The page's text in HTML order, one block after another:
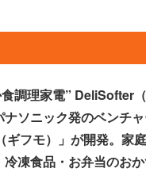
調理家電” DeliSofter
ナソニック発のベンチ
ギフモ）」が開発。家
冷凍食品・お弁当のお